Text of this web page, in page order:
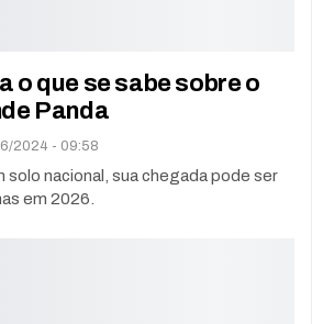
o que se sabe sobre o
Panda
2024 - 09:58
solo nacional, sua chegada pode ser
em 2026.